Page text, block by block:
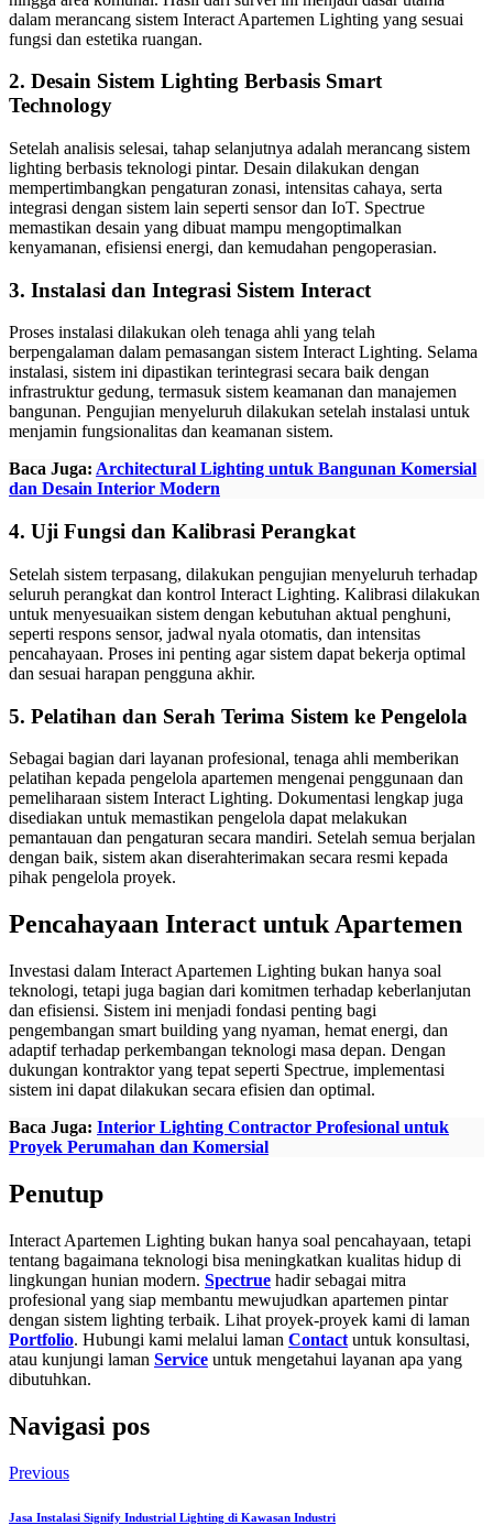
dalam merancang sistem Interact Apartemen Lighting yang sesuai
fungsi dan estetika ruangan.
2. Desain Sistem Lighting Berbasis Smart
Technology
Setelah analisis selesai, tahap selanjutnya adalah merancang sistem
lighting berbasis teknologi pintar. Desain dilakukan dengan
mempertimbangkan pengaturan zonasi, intensitas cahaya, serta
integrasi dengan sistem lain seperti sensor dan IoT. Spectrue
memastikan desain yang dibuat mampu mengoptimalkan
kenyamanan, efisiensi energi, dan kemudahan pengoperasian.
3. Instalasi dan Integrasi Sistem Interact
Proses instalasi dilakukan oleh tenaga ahli yang telah
berpengalaman dalam pemasangan sistem Interact Lighting. Selama
instalasi, sistem ini dipastikan terintegrasi secara baik dengan
infrastruktur gedung, termasuk sistem keamanan dan manajemen
bangunan. Pengujian menyeluruh dilakukan setelah instalasi untuk
menjamin fungsionalitas dan keamanan sistem.
Baca Juga: Architectural Lighting untuk Bangunan Komersial
dan Desain Interior Modern
4. Uji Fungsi dan Kalibrasi Perangkat
Setelah sistem terpasang, dilakukan pengujian menyeluruh terhadap
seluruh perangkat dan kontrol Interact Lighting. Kalibrasi dilakukan
untuk menyesuaikan sistem dengan kebutuhan aktual penghuni,
seperti respons sensor, jadwal nyala otomatis, dan intensitas
pencahayaan. Proses ini penting agar sistem dapat bekerja optimal
dan sesuai harapan pengguna akhir.
5. Pelatihan dan Serah Terima Sistem ke Pengelola
Sebagai bagian dari layanan profesional, tenaga ahli memberikan
pelatihan kepada pengelola apartemen mengenai penggunaan dan
pemeliharaan sistem Interact Lighting. Dokumentasi lengkap juga
disediakan untuk memastikan pengelola dapat melakukan
pemantauan dan pengaturan secara mandiri. Setelah semua berjalan
dengan baik, sistem akan diserahterimakan secara resmi kepada
pihak pengelola proyek.
Pencahayaan Interact untuk Apartemen
Investasi dalam Interact Apartemen Lighting bukan hanya soal
teknologi, tetapi juga bagian dari komitmen terhadap keberlanjutan
dan efisiensi. Sistem ini menjadi fondasi penting bagi
pengembangan smart building yang nyaman, hemat energi, dan
adaptif terhadap perkembangan teknologi masa depan. Dengan
dukungan kontraktor yang tepat seperti Spectrue, implementasi
sistem ini dapat dilakukan secara efisien dan optimal.
Baca Juga: Interior Lighting Contractor Profesional untuk
Proyek Perumahan dan Komersial
Penutup
Interact Apartemen Lighting bukan hanya soal pencahayaan, tetapi
tentang bagaimana teknologi bisa meningkatkan kualitas hidup di
lingkungan hunian modern. Spectrue hadir sebagai mitra
profesional yang siap membantu mewujudkan apartemen pintar
dengan sistem lighting terbaik. Lihat proyek-proyek kami di laman
Portfolio. Hubungi kami melalui laman Contact untuk konsultasi,
atau kunjungi laman Service untuk mengetahui layanan apa yang
dibutuhkan.
Navigasi pos
Previous
Jasa Instalasi Signify Industrial Lighting di Kawasan Industri